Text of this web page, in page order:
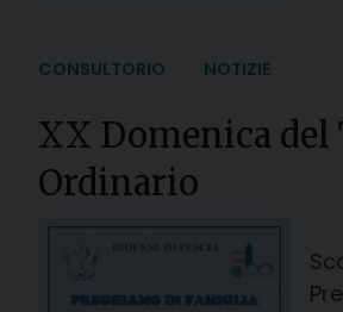
CONSULTORIO NOTIZIE
XX Domenica del
Ordinario